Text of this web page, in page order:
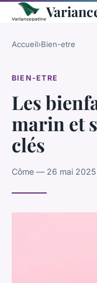
Accueil›Bien-etre
BIEN-ETRE
Les
marin et
clés
Côme — 26 mai